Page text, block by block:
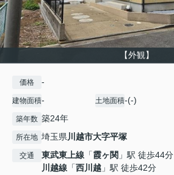
【外観】
価格 -
建物面積- 土地面積-(-)
築年数 築24年
所在地 埼玉県川越市大字平塚
交通 東武東上線 「霞ヶ関 」駅 徒歩44分
川越線 「西川越 」駅 徒歩42分